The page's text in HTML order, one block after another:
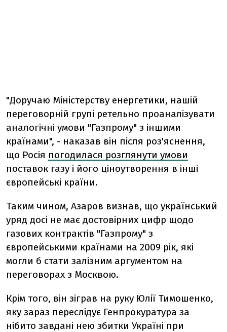
"Доручаю Міністерству енергетики, нашій
переговорній групі ретельно проаналізувати
аналогічні умови "Газпрому" з іншими
країнами", - наказав він після роз'яснення,
що Росія погодилася розглянути умови
поставок газу і його ціноутворення в інші
європейські країни.
Таким чином, Азаров визнав, що український
уряд досі не має достовірних цифр щодо
газових контрактів "Газпрому" з
європейськими країнами на 2009 рік, які
могли б стати залізним аргументом на
переговорах з Москвою.
Крім того, він зіграв на руку Юлії Тимошенко,
яку зараз переслідує Генпрокуратура за
нібито завдані нею збитки Україні при